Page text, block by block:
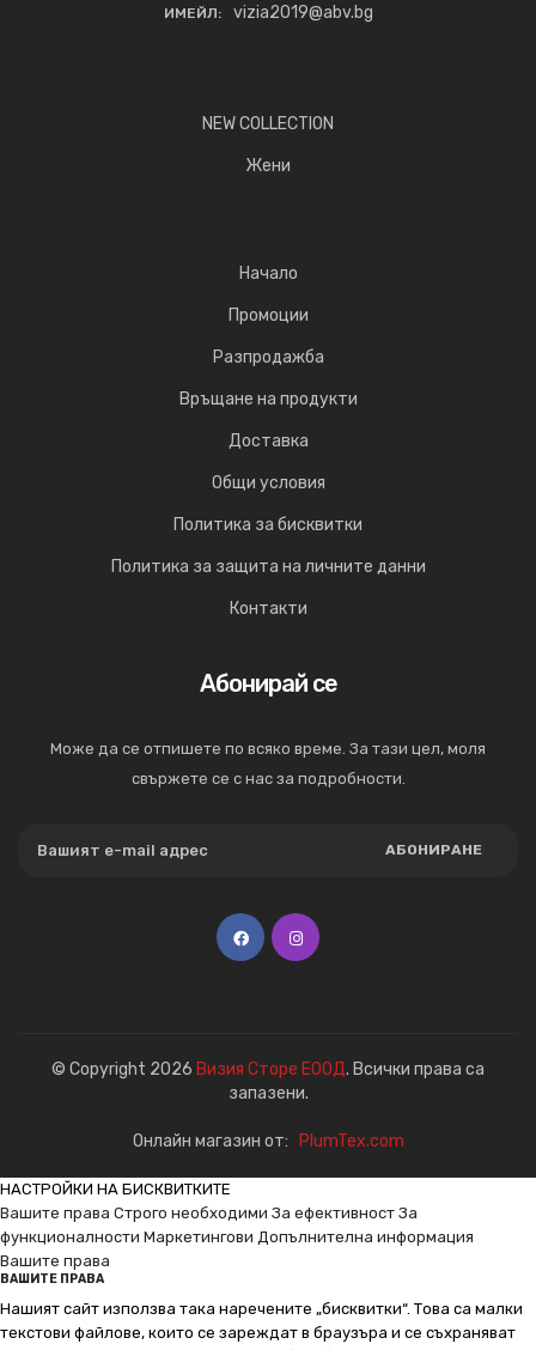
ИМЕЙЛ: vizia2019@abv.bg
NEW COLLECTION
Жени
Начало
Промоции
Разпродажба
Връщане на продукти
Доставка
Общи условия
Политика за бисквитки
Политика за защита на личните данни
Контакти
Абонирай се
Може да се отпишете по всяко време. За тази цел, моля
свържете се с нас за подробности.
АБОНИРАНЕ
© Copyright 2026 Визия Сторе ЕООД. Всички права са
запазени.
Онлайн магазин от: PlumTex.com
НАСТРОЙКИ НА БИСКВИТКИТЕ
Вашите права Строго необходими За ефективност За
функционалности Маркетингови Допълнителна информация
Вашите права
ВАШИТЕ ПРАВА
Нашият сайт използва така наречените „бисквитки“. Това са малки
текстови файлове, които се зареждат в браузъра и се съхраняват